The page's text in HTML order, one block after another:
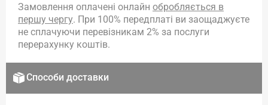
Замовлення оплачені онлайн обробляється в
першу чергу. При 100% передплаті ви заощаджуєте
не сплачуючи перевізникам 2% за послуги
перерахунку коштів.
Способи доставки